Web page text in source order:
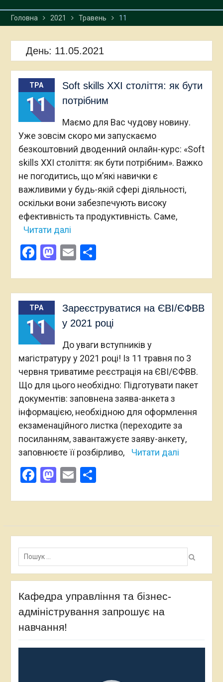
Головна 2021 Травень 11
День: 11.05.2021
ТРА
11
Soft skills XXI століття: як бути
потрібним
Маємо для Вас чудову новину.
Уже зовсім скоро ми запускаємо
безкоштовний дводенний онлайн-курс: «Soft
skills XXI століття: як бути потрібним». Важко
не погодитись, що м’які навички є
важливими у будь-якій сфері діяльності,
оскільки вони забезпечують високу
ефективність та продуктивність. Саме,
Читати далі
Facebook
Mastodon
EmailПоділитися
ТРА
11
Зареєструватися на ЄВІ/ЄФВВ
у 2021 році
До уваги вступників у
магістратуру у 2021 році! Із 11 травня по 3
червня триватиме реєстрація на ЄВІ/ЄФВВ.
Що для цього необхідно: Підготувати пакет
документів: заповнена заява-анкета з
інформацією, необхідною для оформлення
екзаменаційного листка (переходите за
посиланням, завантажуєте заяву-анкету,
заповнюєте її розбірливо,
Читати далі
Facebook
Mastodon
EmailПоділитися
Пошук:
Кафедра управління та бізнес-
адміністрування запрошує на
навчання!